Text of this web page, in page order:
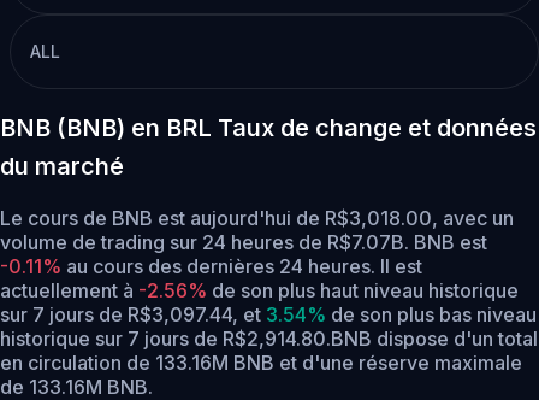
ALL
BNB (BNB) en BRL Taux de change et données
du marché
Le cours de BNB est aujourd'hui de R$3,018.00, avec un
volume de trading sur 24 heures de R$7.07B. BNB est
-0.11% au cours des dernières 24 heures. Il est
actuellement à -2.56% de son plus haut niveau historique
sur 7 jours de R$3,097.44, et 3.54% de son plus bas niveau
historique sur 7 jours de R$2,914.80.BNB dispose d'un total
en circulation de 133.16M BNB et d'une réserve maximale
de 133.16M BNB.